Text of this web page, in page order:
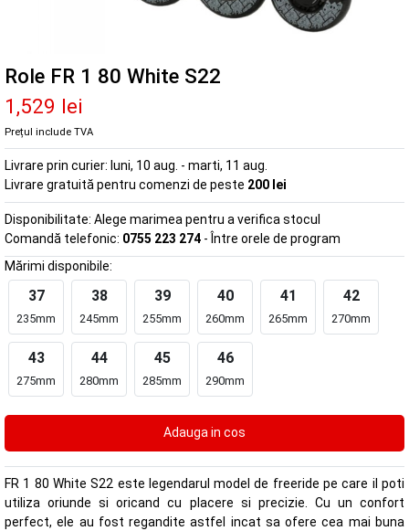
Role FR 1 80 White S22
1,529 lei
Prețul include TVA
Livrare prin curier: luni, 10 aug. - marti, 11 aug.
Livrare gratuită pentru comenzi de peste 200 lei
Disponibilitate: Alege marimea pentru a verifica stocul
Comandă telefonic: 0755 223 274 - Între orele de program
Mărimi disponibile:
37
235mm
38
245mm
39
255mm
40
260mm
41
265mm
42
270mm
43
275mm
44
280mm
45
285mm
46
290mm
FR 1 80 White S22 este legendarul model de freeride pe care il poti
utiliza oriunde si oricand cu placere si precizie. Cu un confort
perfect, ele au fost regandite astfel incat sa ofere cea mai buna